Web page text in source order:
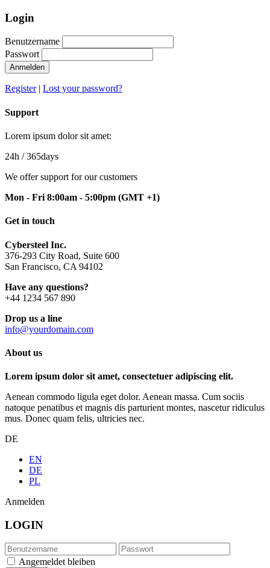
Login
Benutzername
Passwort
Anmelden
Register| Lost your password?
Support
Lorem ipsum dolor sit amet:
24h / 365days
We offer support for our customers
Mon - Fri 8:00am - 5:00pm (GMT +1)
Get in touch
Cybersteel Inc.
376-293 City Road, Suite 600
San Francisco, CA 94102
Have any questions?
+44 1234 567 890
Drop us a line
info@yourdomain.com
About us
Lorem ipsum dolor sit amet, consectetuer adipiscing elit.
Aenean commodo ligula eget dolor. Aenean massa. Cum sociis
natoque penatibus et magnis dis parturient montes, nascetur ridiculus
mus. Donec quam felis, ultricies nec.
DE
EN
DE
PL
Anmelden
LOGIN
Angemeldet bleiben